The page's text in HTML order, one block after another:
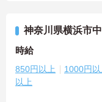
神奈川県横浜市
時給
850円以上 1000円以
以上